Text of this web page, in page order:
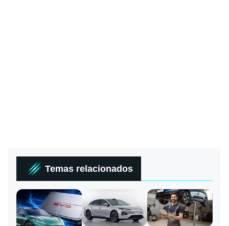
Temas relacionados